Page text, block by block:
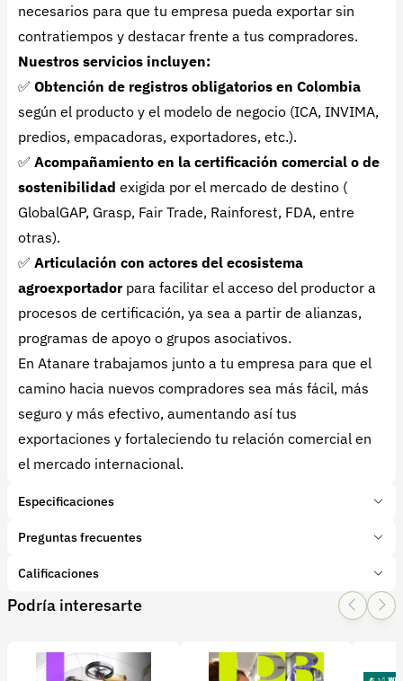
necesarios para que tu empresa pueda exportar sin
contratiempos y destacar frente a tus compradores.
Nuestros servicios incluyen:
✅ Obtención de registros obligatorios en Colombia
según el producto y el modelo de negocio (ICA, INVIMA,
predios, empacadoras, exportadores, etc.).
✅ Acompañamiento en la certificación comercial o de
sostenibilidad exigida por el mercado de destino (
GlobalGAP, Grasp, Fair Trade, Rainforest, FDA, entre
otras).
✅ Articulación con actores del ecosistema
agroexportadorpara facilitar el acceso del productor a
procesos de certificación, ya sea a partir de alianzas,
programas de apoyo o grupos asociativos.
En Atanare trabajamos junto a tu empresa para que el
camino hacia nuevos compradores sea más fácil, más
seguro y más efectivo, aumentando así tus
exportaciones y fortaleciendo tu relación comercial en
el mercado internacional.
Especificaciones
Marca: ATANARE
Tipo de producto:
Subcategoría:Consultoría exportación
Acceso formal a mercados globales, dando respaldo técnico y
Preguntas frecuentes
1. ¿Qué servicios ofrece Atanare?
En Atanare ofrecemos
consultoría especializada
productos agrícolas y agroindustriales, guiando a
Calificaciones
1 Star
2 Star
3 Star4 Star
0 calificaciones
Podría interesarte